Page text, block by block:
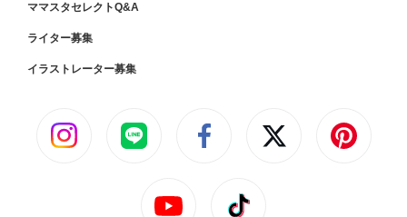
ママスタセレクトQ&A
ライター募集
イラストレーター募集